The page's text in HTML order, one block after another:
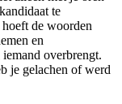
te
de woorden
en
overbrengt.
je gelachen of werd